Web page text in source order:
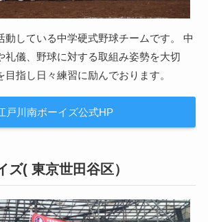
動している中学硬式野球チームです。 中
礼儀、野球に対する取組み姿勢を大切
指し日々練習に励んでおります。
戸川南ボーイズ公式HP
ズ( 東京世田谷区）